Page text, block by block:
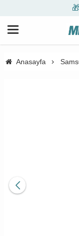
Anasayfa